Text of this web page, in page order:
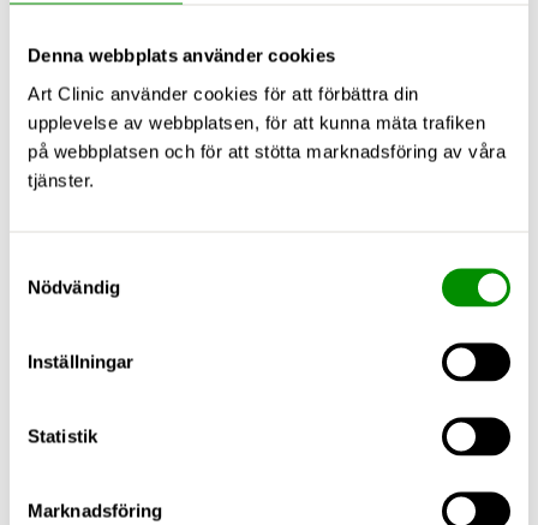
Denna webbplats använder cookies
Art Clinic använder cookies för att förbättra din
upplevelse av webbplatsen, för att kunna mäta trafiken
på webbplatsen och för att stötta marknadsföring av våra
tjänster.
Nödvändig
Inställningar
Statistik
Marknadsföring